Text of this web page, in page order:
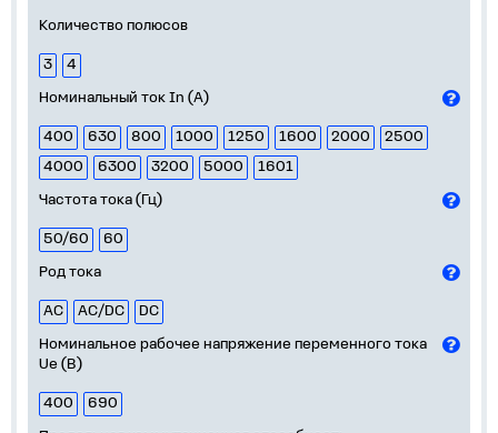
Количество полюсов
3
4
Номинальный ток In (А)
400 630 800 1000 1250 1600 2000
2500
4000
6300 3200 5000
1601
Частота тока (Гц)
50/60
60
Род тока
AC AC/DC
DC
Номинальное рабочее напряжение переменного тока
Ue (В)
400
690